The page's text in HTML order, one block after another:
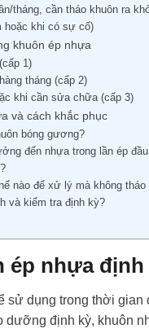
tháng, cần tháo khuôn ra
hoặc khi có sự cố)
khuôn ép nhựa
1)
tháng (cấp 2)
khi cần sửa chữa (cấp 3)
và cách khắc phục
bóng gương?
đến nhựa trong lần ép
nào để xử lý mà không tháo
và kiểm tra định kỳ?
ép nhựa định
sử dụng trong thời
định kỳ, khuôn